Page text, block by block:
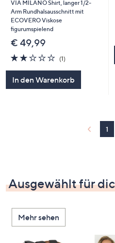
VIA MILANO Shirt, langer 1/2-
Arm Rundhalsausschnitt mit
ECOVERO Viskose
figurumspielend
€ 49,99
2.0
von
(1)1
In den Warenkorb
1
Ausgewählt für
Mehr sehen